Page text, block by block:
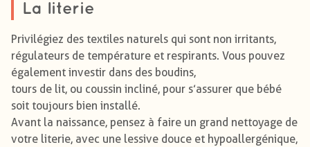
La literie
Privilégiez des textiles naturels qui sont non irritants,
régulateurs de température et respirants. Vous pouvez
également investir dans des boudins,
tours de lit, ou coussin incliné, pour s’assurer que bébé
soit toujours bien installé.
Avant la naissance, pensez à faire un grand nettoyage de
votre literie, avec une lessive douce et hypoallergénique,